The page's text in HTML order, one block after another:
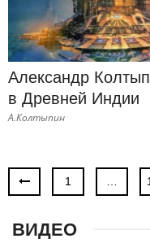
Александр
в Древней Индии
А.Колтыпин
1
ВИДЕО